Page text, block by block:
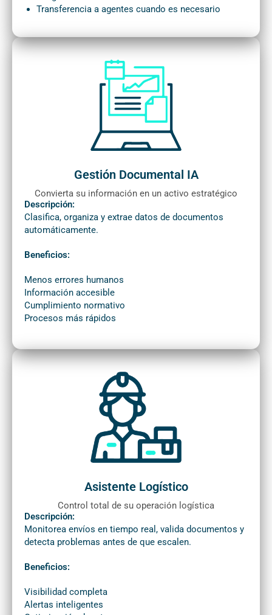
Transferencia a agentes cuando es necesario
Gestión Documental IA
Convierta su información en un activo estratégico
Descripción:
Clasifica, organiza y extrae datos de documentos
automáticamente.
Beneficios:
Menos errores humanos
Información accesible
Cumplimiento normativo
Procesos más rápidos
Asistente Logístico
Control total de su operación logística
Descripción:
Monitorea envíos en tiempo real, valida documentos y
detecta problemas antes de que escalen.
Beneficios:
Visibilidad completa
Alertas inteligentes